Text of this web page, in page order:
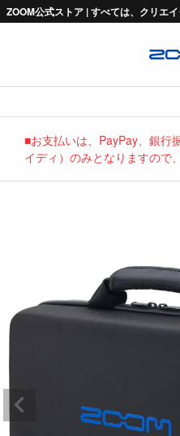
ZOOM公式ストア | すべては、クリエイ
■お支払いは、PayPay、銀行
イディ）のみとなりますので